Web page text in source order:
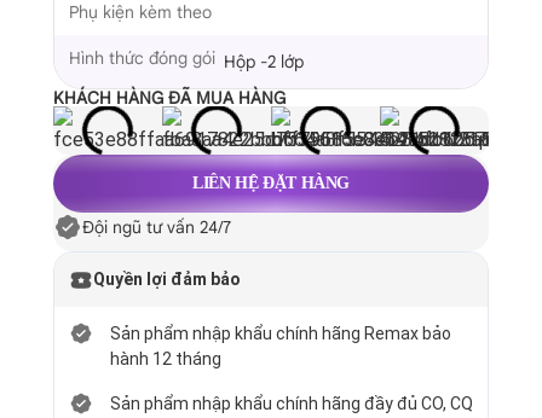
Phụ kiện kèm theo
Hình thức đóng gói Hộp -2 lớp
KHÁCH HÀNG ĐÃ MUA HÀNG
LIÊN HỆ ĐẶT HÀNG
Đội ngũ tư vấn 24/7
Quyền lợi đảm bảo
Sản phẩm nhập khẩu chính hãng Remax bảo
hành 12 tháng
Sản phẩm nhập khẩu chính hãng đầy đủ CO, CQ